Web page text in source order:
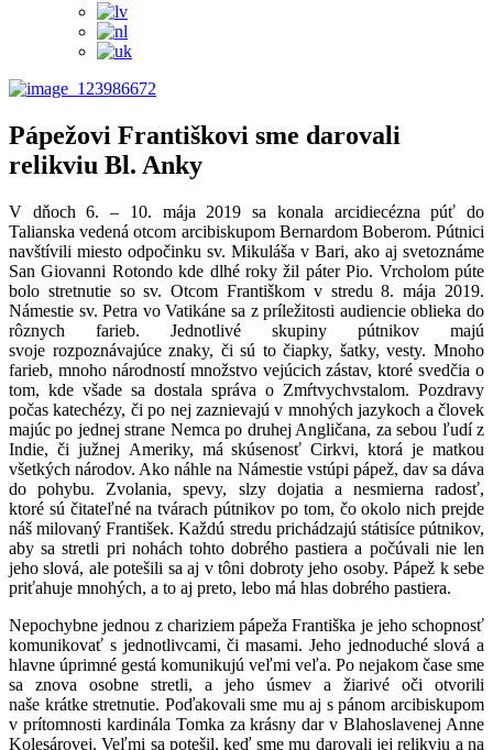
Pápežovi Františkovi sme darovali
relikviu Bl. Anky
V dňoch 6. – 10. mája 2019 sa konala arcidiecézna púť do
Talianska vedená otcom arcibiskupom Bernardom Boberom. Pútnici
navštívili miesto odpočinku sv. Mikuláša v Bari, ako aj svetoznáme
San Giovanni Rotondo kde dlhé roky žil páter Pio. Vrcholom púte
bolo stretnutie so sv. Otcom Františkom v stredu 8. mája 2019.
Námestie sv. Petra vo Vatikáne sa z príležitosti audiencie oblieka do
rôznych farieb. Jednotlivé skupiny pútnikov majú
svoje rozpoznávajúce znaky, či sú to čiapky, šatky, vesty. Mnoho
farieb, mnoho národností množstvo vejúcich zástav, ktoré svedčia o
tom, kde všade sa dostala správa o Zmŕtvychvstalom. Pozdravy
počas katechézy, či po nej zaznievajú v mnohých jazykoch a človek
majúc po jednej strane Nemca po druhej Angličana, za sebou ľudí z
Indie, či južnej Ameriky, má skúsenosť Cirkvi, ktorá je matkou
všetkých národov. Ako náhle na Námestie vstúpi pápež, dav sa dáva
do pohybu. Zvolania, spevy, slzy dojatia a nesmierna radosť,
ktoré sú čitateľné na tvárach pútnikov po tom, čo okolo nich prejde
náš milovaný František. Každú stredu prichádzajú státisíce pútnikov,
aby sa stretli pri nohách tohto dobrého pastiera a počúvali nie len
jeho slová, ale potešili sa aj v tôni dobroty jeho osoby. Pápež k sebe
priťahuje mnohých, a to aj preto, lebo má hlas dobrého pastiera.
Nepochybne jednou z chariziem pápeža Františka je jeho schopnosť
komunikovať s jednotlivcami, či masami. Jeho jednoduché slová a
hlavne úprimné gestá komunikujú veľmi veľa. Po nejakom čase sme
sa znova osobne stretli, a jeho úsmev a žiarivé oči otvorili
naše krátke stretnutie. Poďakovali sme mu aj s pánom arcibiskupom
v prítomnosti kardinála Tomka za krásny dar v Blahoslavenej Anne
Kolesárovej. Veľmi sa potešil, keď sme mu darovali jej relikviu a na